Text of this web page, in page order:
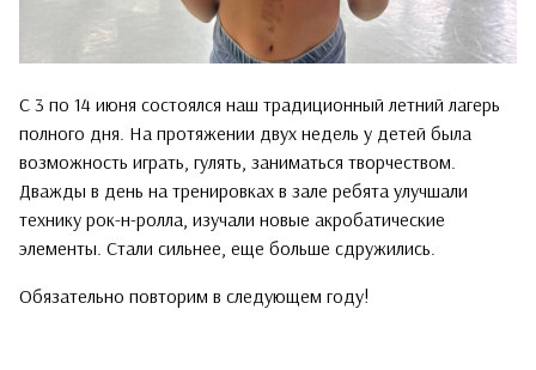
С 3 по 14 июня состоялся наш традиционный летний лагерь
полного дня. На протяжении двух недель у детей была
возможность играть, гулять, заниматься творчеством.
Дважды в день на тренировках в зале ребята улучшали
технику рок-н-ролла, изучали новые акробатические
элементы. Стали сильнее, еще больше сдружились.
Обязательно повторим в следующем году!